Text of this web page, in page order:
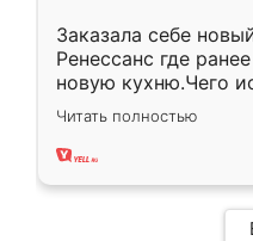
Заказала себе
Ренессанс где
новую кухню.Чего
вполне довольна.
два года, нареканий
Читать полностью